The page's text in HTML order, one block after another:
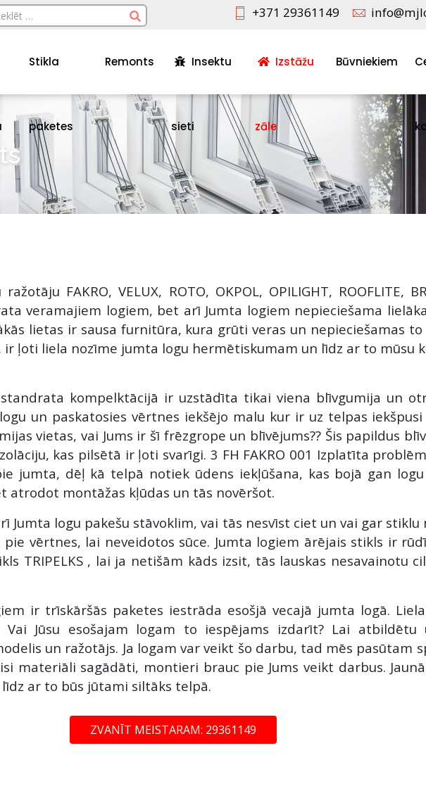
+371 29361149
Stikla
paketes
Remonts Insektu
sieti
Izstāžu
zāle
Būvniekiem
FAKRO, VELUX, ROTO, OKPOL, OPILIGHT, ROOFLITE,
veramajiem logiem, bet arī Jumta logiem nepieciešama
lietas ir sausa furnitūra, kura grūti veras un nepieciešamas
ir ļoti liela nozīme jumta logu hermētiskumam un līdz ar to mūsu
kompelktācijā ir uzstādīta tikai viena blīvgumija un
un paskatosies vērtnes iekšējo malu kur ir uz telpas
vietas, vai Jums ir šī frēzgrope un blīvējums?? Šis papildus
kas pilsētā ir ļoti svarīgi. 3 FH FAKRO 001 Izplatīta
jumta, dēļ kā telpā notiek ūdens iekļūšana, kas bojā gan
atrodot montāžas kļūdas un tās novēršot.
Jumta logu pakešu stāvoklim, vai tās nesvīst ciet un vai gar stiklu
vērtnes, lai neveidotos sūce. Jumta logiem ārējais stikls ir
TRIPELKS , lai ja netišām kāds izsit, tās lauskas nesavainotu
ir trīskāršās paketes iestrāda esošjā vecajā jumta logā.
Jūsu esošajam logam to iespējams izdarīt? Lai atbildētu
un ražotājs. Ja logam var veikt šo darbu, tad mēs pasūtam
materiāli sagādāti, montieri brauc pie Jums veikt darbus.
ar to būs jūtami siltāks telpā.
ZVANĪT MEISTARAM: 29361149